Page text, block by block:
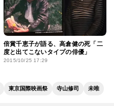
倍賞千恵子が語る、高倉健の死「二
度と出てこないタイプの俳優」
2015/10/25 17:29
東京国際映画祭 寺山修司 未唯